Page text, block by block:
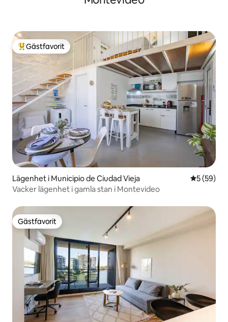
Populär gästfavorit
Gästfavorit
Lägenhet i Municipio de Ciudad Vieja 5 av 5 i
5 (59)
Vacker lägenhet i gamla stan i Montevideo
Gästfavorit
Gästfavorit